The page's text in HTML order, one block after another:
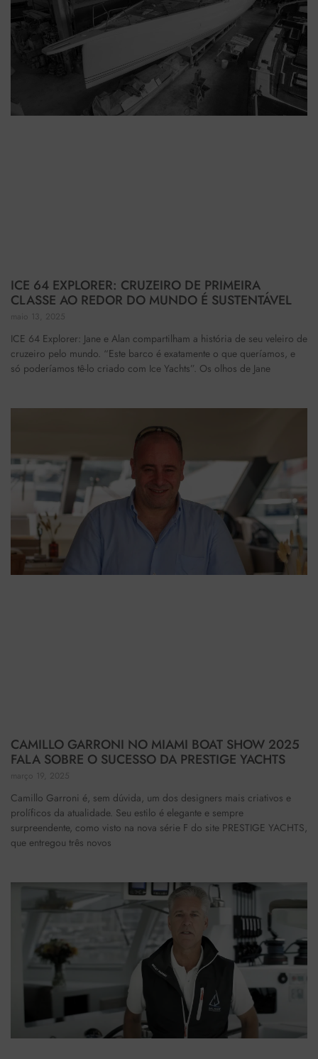
ICE 64 EXPLORER: CRUZEIRO DE PRIMEIRA
CLASSE AO REDOR DO MUNDO É SUSTENTÁVEL
maio 13, 2025
ICE 64 Explorer: Jane e Alan compartilham a história de seu veleiro de
cruzeiro pelo mundo. “Este barco é exatamente o que queríamos, e
só poderíamos tê-lo criado com Ice Yachts”. Os olhos de Jane
CAMILLO GARRONI NO MIAMI BOAT SHOW 2025
FALA SOBRE O SUCESSO DA PRESTIGE YACHTS
março 19, 2025
Camillo Garroni é, sem dúvida, um dos designers mais criativos e
prolíficos da atualidade. Seu estilo é elegante e sempre
surpreendente, como visto na nova série F do site PRESTIGE YACHTS,
que entregou três novos